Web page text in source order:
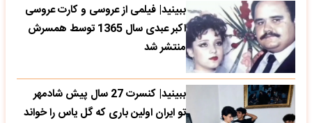
ببینید| فیلمی از عروسی و کارت عروسی
اکبر عبدی سال 1365 توسط همسرش
منتشر شد
ببینید| کنسرت 27 سال پیش شادمهر
تو ایران اولین باری که گل یاس را خواند